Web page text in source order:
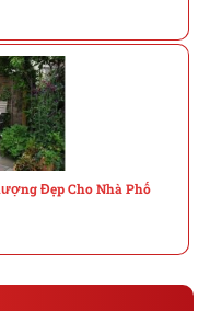
Đẹp Cho Nhà Phố